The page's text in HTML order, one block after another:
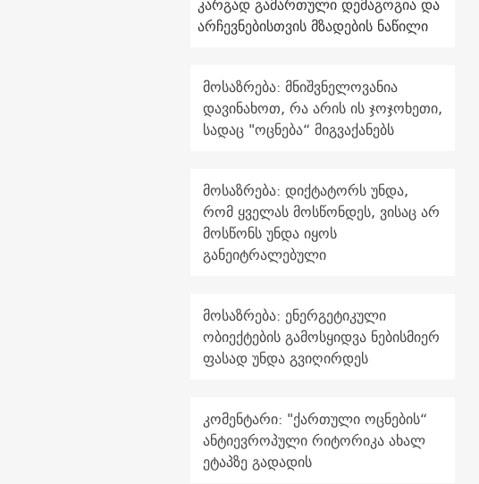
არჩევნებისთვის მზადების ნაწილი
მოსაზრება: მნიშვნელოვანია
დავინახოთ, რა არის ის ჯოჯოხეთი,
სადაც "ოცნება“ მიგვაქანებს
მოსაზრება: დიქტატორს უნდა,
რომ ყველას მოსწონდეს, ვისაც არ
მოსწონს უნდა იყოს
განეიტრალებული
მოსაზრება: ენერგეტიკული
ობიექტების გამოსყიდვა ნებისმიერ
ფასად უნდა გვიღირდეს
კომენტარი: "ქართული ოცნების“
ანტიევროპული რიტორიკა ახალ
ეტაპზე გადადის